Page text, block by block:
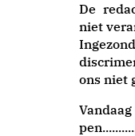
De
niet
ons niet